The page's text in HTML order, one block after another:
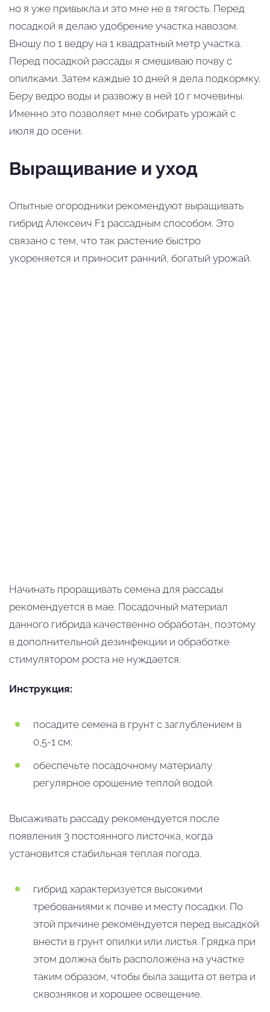
но я уже привыкла и это мне не в тягость. Перед
посадкой я делаю удобрение участка навозом.
Вношу по 1 ведру на 1 квадратный метр участка.
Перед посадкой рассады я смешиваю почву с
опилками. Затем каждые 10 дней я дела подкормку.
Беру ведро воды и развожу в ней 10 г мочевины.
Именно это позволяет мне собирать урожай с
июля до осени.
Выращивание и уход
Опытные огородники рекомендуют выращивать
гибрид Алексеич F1 рассадным способом. Это
связано с тем, что так растение быстро
укореняется и приносит ранний, богатый урожай.
Начинать проращивать семена для рассады
рекомендуется в мае. Посадочный материал
данного гибрида качественно обработан, поэтому
в дополнительной дезинфекции и обработке
стимулятором роста не нуждается.
Инструкция:
посадите семена в грунт с заглублением в
0,5-1 см;
обеспечьте посадочному материалу
регулярное орошение теплой водой.
Высаживать рассаду рекомендуется после
появления 3 постоянного листочка, когда
установится стабильная теплая погода.
гибрид характеризуется высокими
требованиями к почве и месту посадки. По
этой причине рекомендуется перед высадкой
внести в грунт опилки или листья. Грядка при
этом должна быть расположена на участке
таким образом, чтобы была защита от ветра и
сквозняков и хорошее освещение.